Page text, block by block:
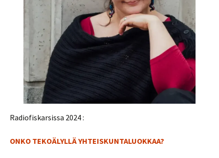
Radiofiskarsissa 2024 :
ONKO TEKOÄLYLLÄ YHTEISKUNTALUOKKAA?